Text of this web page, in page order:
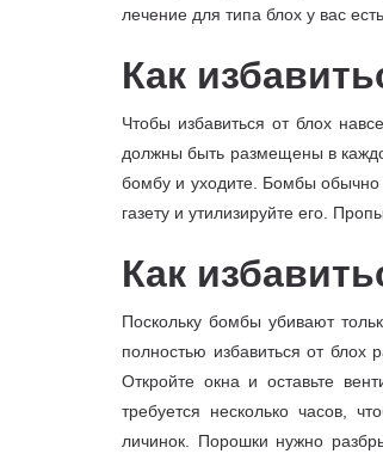
лечение для типа блох у вас
Как
Чтобы избавиться от блох
должны быть размещены в
бомбу и уходите. Бомбы обычно
газету и утилизируйте его.
Как
Поскольку бомбы убивают
полностью избавиться от
Откройте окна и оставьте
требуется несколько часов,
личинок. Порошки нужно